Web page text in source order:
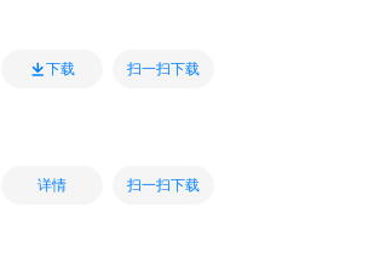
下载 扫一扫下载
详情 扫一扫下载